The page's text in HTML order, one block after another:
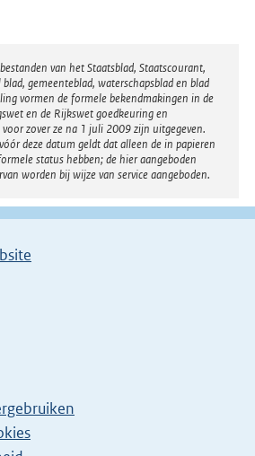
van het Staatsblad, Staatscourant,
gemeenteblad, waterschapsblad en blad
vormen de formele bekendmakingen in de
en de Rijkswet goedkeuring en
zover ze na 1 juli 2009 zijn uitgegeven.
deze datum geldt dat alleen de in papieren
status hebben; de hier aangeboden
worden bij wijze van service aangeboden.